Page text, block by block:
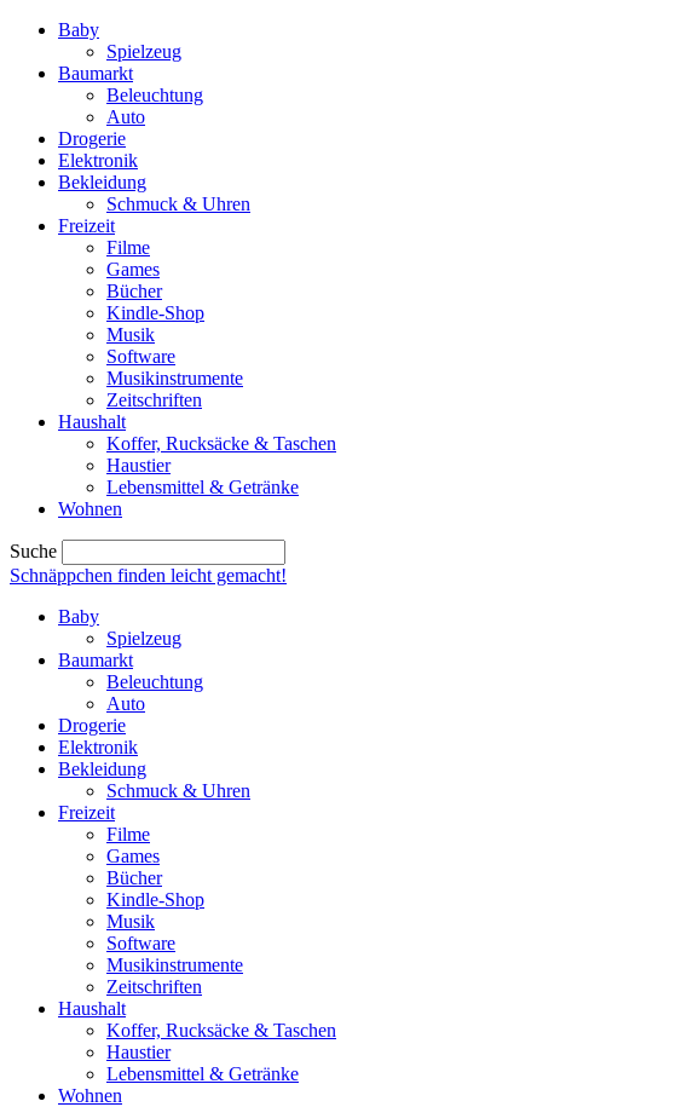
Baby
Spielzeug
Baumarkt
Beleuchtung
Auto
Drogerie
Elektronik
Bekleidung
Schmuck & Uhren
Freizeit
Filme
Games
Bücher
Kindle-Shop
Musik
Software
Musikinstrumente
Zeitschriften
Haushalt
Koffer, Rucksäcke & Taschen
Haustier
Lebensmittel & Getränke
Wohnen
Suche
Schnäppchen finden leicht gemacht!
Baby
Spielzeug
Baumarkt
Beleuchtung
Auto
Drogerie
Elektronik
Bekleidung
Schmuck & Uhren
Freizeit
Filme
Games
Bücher
Kindle-Shop
Musik
Software
Musikinstrumente
Zeitschriften
Haushalt
Koffer, Rucksäcke & Taschen
Haustier
Lebensmittel & Getränke
Wohnen